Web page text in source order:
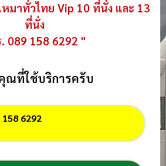
หมาทั่วไทย Vip 10 ที่นั่ง และ 13
ที่นั่ง
089 158 6292 "
ณที่ใช้บริการครับ
6292